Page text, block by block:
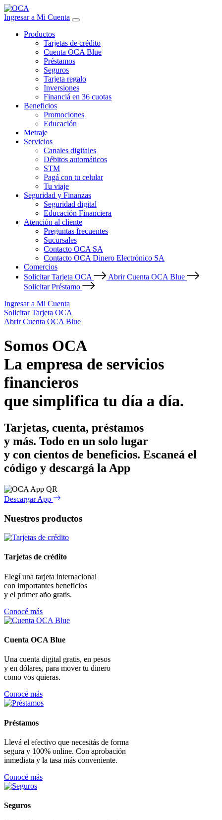
Ingresar a Mi Cuenta
Productos
Tarjetas de crédito
Cuenta OCA Blue
Préstamos
Seguros
Tarjeta regalo
Inversiones
Financiá en 36 cuotas
Beneficios
Promociones
Educación
Metraje
Servicios
Canales digitales
Débitos automáticos
STM
Pagá con tu celular
Tu viaje
Seguridad y Finanzas
Seguridad digital
Educación Financiera
Atención al cliente
Preguntas frecuentes
Sucursales
Contacto OCA SA
Contacto OCA Dinero Electrónico SA
Comercios
Solicitar Tarjeta OCA
Abrir Cuenta OCA Blue
Solicitar Préstamo
Ingresar a Mi Cuenta
Solicitar Tarjeta OCA
Abrir Cuenta OCA Blue
Somos OCA
La empresa de servicios
financieros
que simplifica tu día a día.
Tarjetas, cuenta, préstamos
y más. Todo en un solo lugar
y con cientos de beneficios. Escaneá el
código y descargá la App
Descargar App
Nuestros productos
Tarjetas de crédito
Elegí una tarjeta internacional
con importantes beneficios
y el primer año gratis.
Conocé más
Cuenta OCA Blue
Una cuenta digital gratis, en pesos
y en dólares, para mover tu dinero
como vos quieras.
Conocé más
Préstamos
Llevá el efectivo que necesitás de forma
segura y 100% online. Con aprobación
inmediata y la tasa más conveniente.
Conocé más
Seguros